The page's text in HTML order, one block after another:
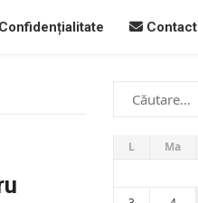
Confidențialitate Contact
Caută
după:
L Ma